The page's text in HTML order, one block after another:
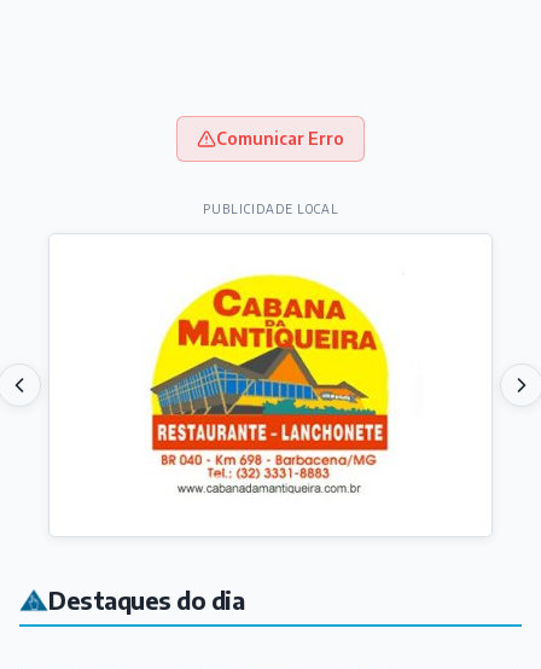
Comunicar Erro
PUBLICIDADE LOCAL
Destaques do dia
Incêndio de grandes proporções destrói andar de
prédio em São João del-Rei